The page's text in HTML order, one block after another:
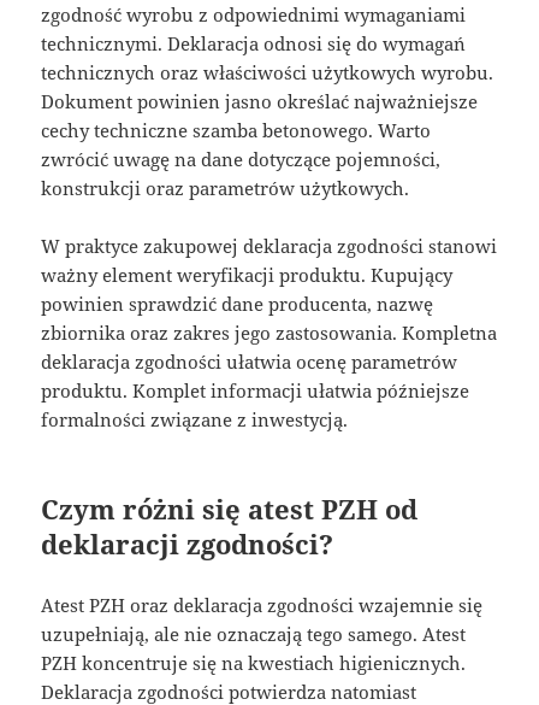
zgodność wyrobu z odpowiednimi wymaganiami
technicznymi. Deklaracja odnosi się do wymagań
technicznych oraz właściwości użytkowych wyrobu.
Dokument powinien jasno określać najważniejsze
cechy techniczne szamba betonowego. Warto
zwrócić uwagę na dane dotyczące pojemności,
konstrukcji oraz parametrów użytkowych.
W praktyce zakupowej deklaracja zgodności stanowi
ważny element weryfikacji produktu. Kupujący
powinien sprawdzić dane producenta, nazwę
zbiornika oraz zakres jego zastosowania. Kompletna
deklaracja zgodności ułatwia ocenę parametrów
produktu. Komplet informacji ułatwia późniejsze
formalności związane z inwestycją.
Czym różni się atest PZH od
deklaracji zgodności?
Atest PZH oraz deklaracja zgodności wzajemnie się
uzupełniają, ale nie oznaczają tego samego. Atest
PZH koncentruje się na kwestiach higienicznych.
Deklaracja zgodności potwierdza natomiast